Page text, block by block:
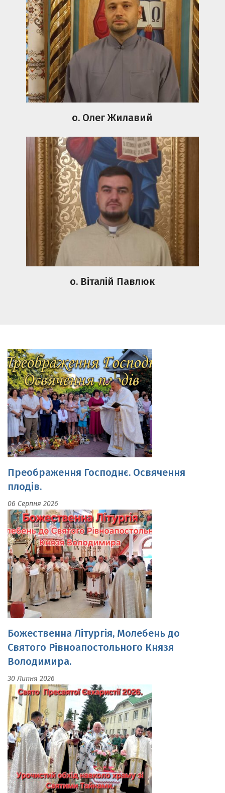
о. Олег Жилавий
Преображення Господнє. Освячення
06 Серпня 2026
Божественна Літургія, Молебень до
Володимира.
Свято Пресвятої Євхаристії.Урочистий